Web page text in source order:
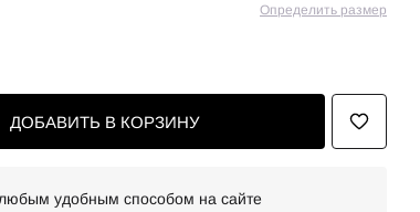
Определить размер
ДОБАВИТЬ В КОРЗИНУ
удобным способом на сайте